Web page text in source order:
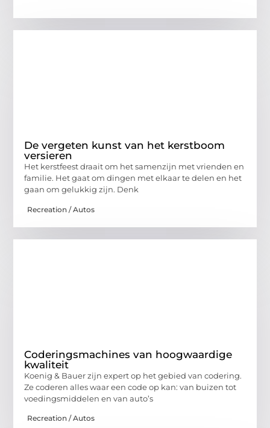
De vergeten kunst van het kerstboom
versieren
Het kerstfeest draait om het samenzijn met vrienden en
familie. Het gaat om dingen met elkaar te delen en het
gaan om gelukkig zijn. Denk
Recreation / Autos
Coderingsmachines van hoogwaardige
kwaliteit
Koenig & Bauer zijn expert op het gebied van codering.
Ze coderen alles waar een code op kan: van buizen tot
voedingsmiddelen en van auto’s
Recreation / Autos